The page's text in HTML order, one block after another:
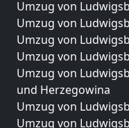
Umzug von
Umzug von
Umzug von
Umzug von
Umzug von
und Herzegowina
Umzug von
Umzug von